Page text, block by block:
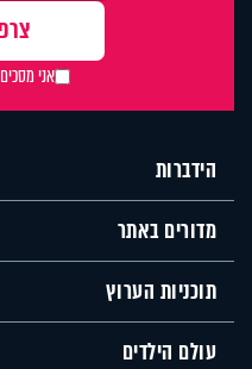
אני מסכים
הידברות
מדורים באתר
תוכניות הערוץ
עולם הילדים